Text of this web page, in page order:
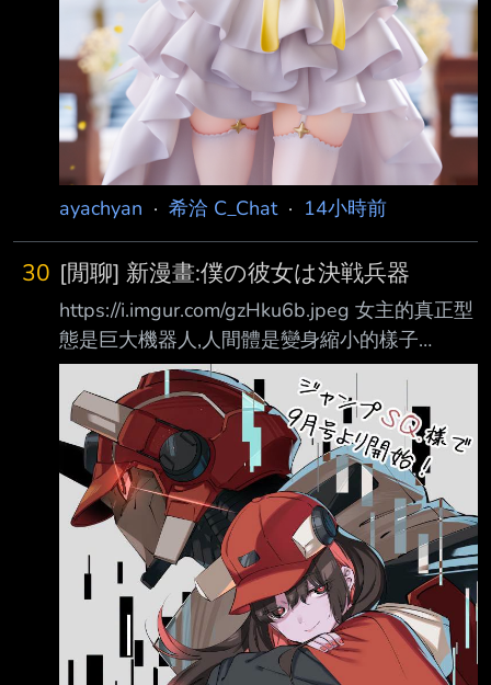
ayachyan · 希洽 C_Chat· 14小時前
30 [閒聊] 新漫畫:僕の彼女は決戦兵器
https://i.imgur.com/gzHku6b.jpeg 女主的真正型
態是巨大機器人,人間體是變身縮小的樣子
https://i.imgur.com/EbUiT1f.jpeg
https://i.imgur.com/SKIY7sI.jpeg
https://i.imgur.com/sST7j0D.jpeg 女主要男主駕
駛她(?) https://i.imgur.com/lFlFt23.jpeg 直接進
去(?)了 https://i.imgur.com/Dmz2yL1.jpeg
https://i.